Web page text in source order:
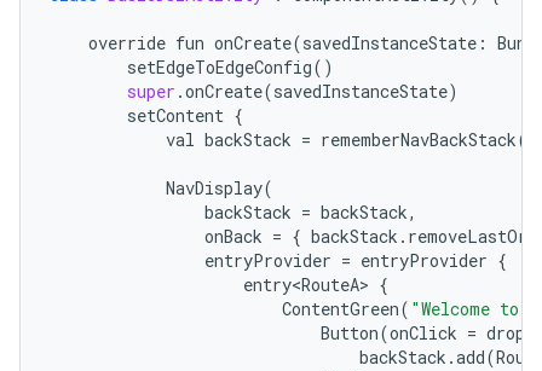
override fun onCreate(savedInstanceState :
setEdgeToEdgeConfig()
super .onCreate(savedInstanceState)
setContent {
val backStack = rememberNavBackStack(
NavDisplay(
backStack = backStack,
onBack = { backStack .
entryProvider = entryProvider {
entry<RouteA> {
ContentGreen( "Welcome to
Button(onClick =
backStack .add(